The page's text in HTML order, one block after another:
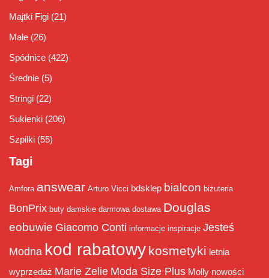
Majtki Figi (21)
Małe (26)
Spódnice (422)
Średnie (5)
Stringi (22)
Sukienki (206)
Szpilki (55)
Tagi
Amfora answear Arturo Vicci bdsklep bialcon biżuteria
BonPrix buty damskie darmowa dostawa Douglas
eobuwie Giacomo Conti informacje inspiracje Jesteś
Modna kod rabatowy kosmetyki letnia
wyprzedaż Marie Zelie Moda Size Plus Molly nowości